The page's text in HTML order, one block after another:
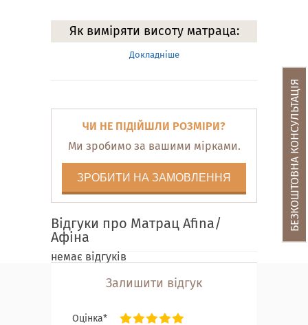
Як виміряти висоту матраца:
Докладніше
ЧИ НЕ ПІДІЙШЛИ РОЗМІРИ?
Ми зробимо за вашими мірками.
ЗРОБИТИ НА ЗАМОВЛЕННЯ
Відгуки про Матрац Afina/
Афіна
немає відгуків
Залишити відгук
Оцінка*
БЕЗКОШТОВНА КОНСУЛЬТАЦІЯ